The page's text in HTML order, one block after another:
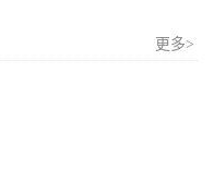
更多>